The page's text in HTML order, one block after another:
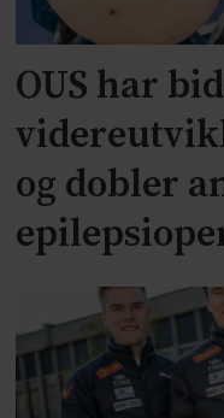
OUS har
og dobler